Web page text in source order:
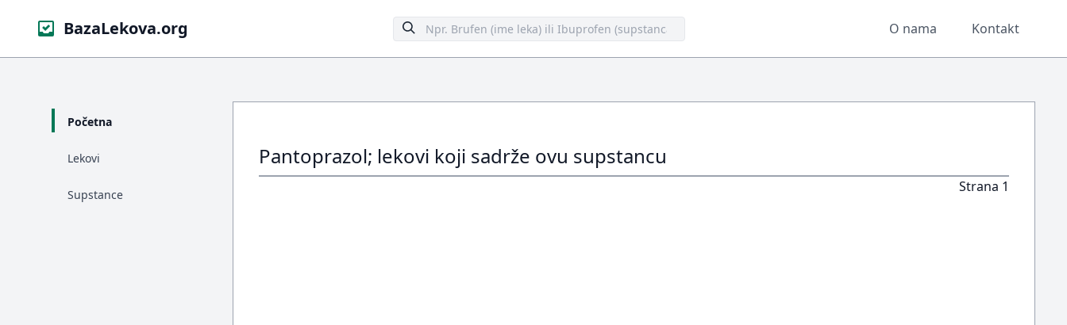
BazaLekova.org O nama Kontakt
Početna
Lekovi
Supstance
Pantoprazol; lekovi koji sadrže ovu supstancu
Strana 1